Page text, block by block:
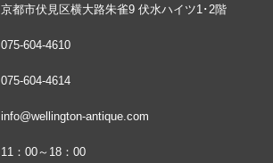
京都市伏見区横大路朱雀9 伏水ハイツ1･2階
075-604-4610
075-604-4614
info@wellington-antique.com
11：00～18：00